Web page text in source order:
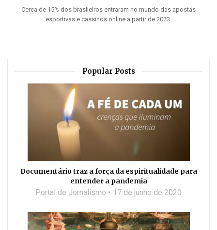
Cerca de 15% dos brasileiros entraram no mundo das apostas
esportivas e cassinos online a partir de 2023.
Popular Posts
Documentário traz a força da espiritualidade para
entender a pandemia
Portal de Jornalismo 17 de junho de 2020